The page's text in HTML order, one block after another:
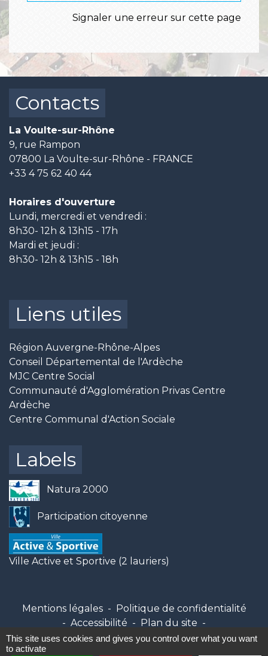
Signaler une erreur sur cette page
Contacts
La Voulte-sur-Rhône
9, rue Rampon
07800 La Voulte-sur-Rhône - FRANCE
+33 4 75 62 40 44
Horaires d'ouverture
Lundi, mercredi et vendredi :
8h30- 12h & 13h15 - 17h
Mardi et jeudi :
8h30- 12h & 13h15 - 18h
Liens utiles
Région Auvergne-Rhône-Alpes
Conseil Départemental de l'Ardèche
MJC Centre Social
Communauté d'Agglomération Privas Centre
Ardèche
Centre Communal d'Action Sociale
Labels
Natura 2000
Participation citoyenne
Ville Active et Sportive (2 lauriers)
Mentions légales - Politique de confidentialité
- Accessibilité - Plan du site -
Gestion des cookies
This site uses cookies and gives you control over what you want
to activate